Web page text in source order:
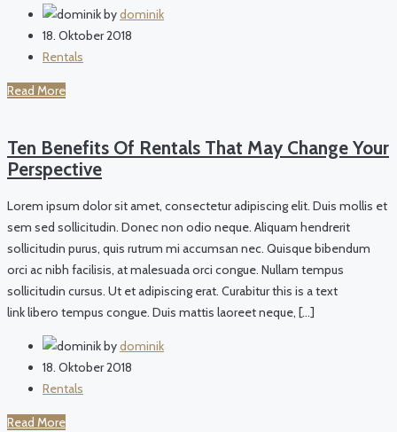
bydominik
18. Oktober 2018
Rentals
Read More
Ten Benefits Of Rentals That May Change Your
Perspective
Lorem ipsum dolor sit amet, consectetur adipiscing elit. Duis mollis et
sem sed sollicitudin. Donec non odio neque. Aliquam hendrerit
sollicitudin purus, quis rutrum mi accumsan nec. Quisque bibendum
orci ac nibh facilisis, at malesuada orci congue. Nullam tempus
sollicitudin cursus. Ut et adipiscing erat. Curabitur this is a text
link libero tempus congue. Duis mattis laoreet neque, […]
bydominik
18. Oktober 2018
Rentals
Read More